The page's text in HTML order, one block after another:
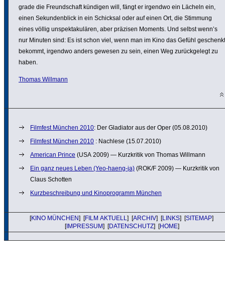
grade die Freund­schaft kündigen will, fängt er irgendwo ein Lächeln ein,
einen Sekun­den­blick in ein Schicksal oder auf einen Ort, die Stimmung
eines völlig unspek­ta­kulären, aber präzisen Moments. Und selbst wenn’s
nur Minuten sind: Es ist schon viel, wenn man im Kino das Gefühl geschenkt
bekommt, irgendwo anders gewesen zu sein, einen Weg zurück­ge­legt zu
haben.
Thomas Willmann
Filmfest München 2010: Der Gladiator aus der Oper (05.08.2010)
Filmfest München 2010 : Nachlese (15.07.2010)
American Prince (USA 2009) — Kurzkritik von Thomas Willmann
Ein ganz neues Leben (Yeo-haeng-ja) (ROK/F 2009) — Kurzkritik von
Claus Schotten
Kurzbeschreibung und Kinoprogramm München
[KINO MÜNCHEN] [FILM AKTUELL] [ARCHIV] [LINKS] [SITEMAP]
[IMPRESSUM] [DATENSCHUTZ] [HOME]